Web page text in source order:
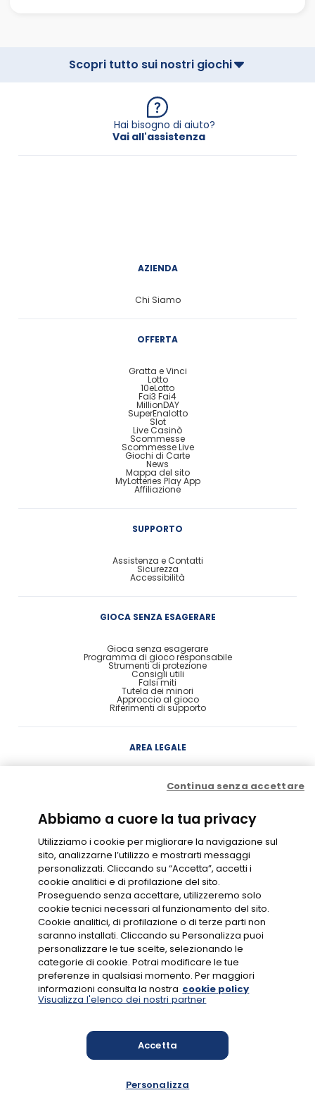
Scopri tutto sui nostri giochi
Hai bisogno di aiuto?
Vai all'assistenza
AZIENDA
Chi Siamo
OFFERTA
Gratta e Vinci
Lotto
10eLotto
Fai3 Fai4
MillionDAY
SuperEnalotto
Slot
Live Casinò
Scommesse
Scommesse Live
Giochi di Carte
News
Mappa del sito
MyLotteries Play App
Affiliazione
SUPPORTO
Assistenza e Contatti
Sicurezza
Accessibilità
GIOCA SENZA ESAGERARE
Gioca senza esagerare
Programma di gioco responsabile
Strumenti di protezione
Consigli utili
Falsi miti
Tutela dei minori
Approccio al gioco
Riferimenti di supporto
AREA LEGALE
Contratto di Conto Gioco
Privacy
Cookie Policy
Codice di Condotta
Gestione Cookie
GIOCO RESPONSABILE
CONC. N.16049
MYLOTTERIES S.R.L., VIALE DEL CAMPO BOARIO 56/D, 00154 ROMA
Roma: 17681931006, aderente al Gruppo IVA “Brightstar Lottery”
con partita IVA n. 16866691005
Abbiamo a cuore la tua privacy
Utilizziamo i cookie per migliorare la navigazione sul
sito, analizzarne l’utilizzo e mostrarti messaggi
personalizzati. Cliccando su “Accetta”, accetti i
cookie analitici e di profilazione del sito.
Proseguendo senza accettare, utilizzeremo solo
cookie tecnici necessari al funzionamento del sito.
Cookie analitici, di profilazione o di terze parti non
saranno installati. Cliccando su Personalizza puoi
personalizzare le tue scelte, selezionando le
categorie di cookie. Potrai modificare le tue
preferenze in qualsiasi momento. Per maggiori
informazioni consulta la nostra cookie policy
Visualizza l'elenco dei nostri partner
Personalizza
Accetta
Continua senza accettare